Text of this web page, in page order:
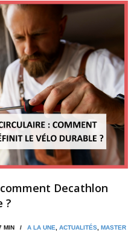
Decathlon
?
MIN / A LA UNE, ACTUALITÉS, MASTER